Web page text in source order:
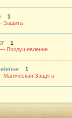
1
Защита
1
— Воодушевление
1
Магическая Защита